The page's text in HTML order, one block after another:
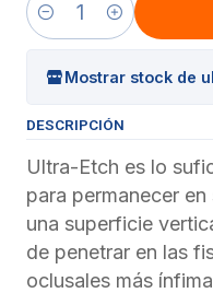
Cantidad
Mostrar stock de
DESCRIPCIÓN
Ultra-Etch es lo
para permanecer
una superficie
de penetrar en las
oclusales más